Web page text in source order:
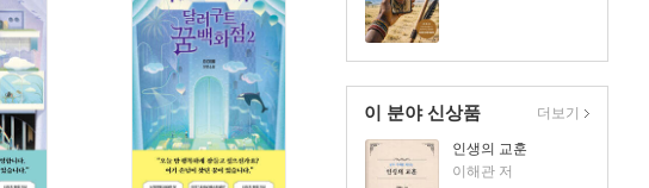
이 분야 신상품
인생의 교훈
이해관 저
더보기